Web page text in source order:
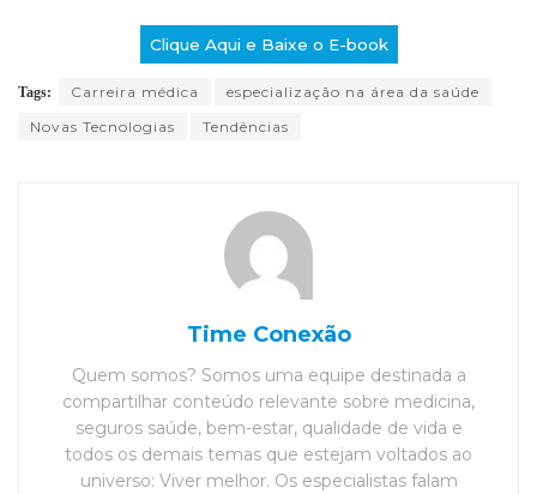
Clique Aqui e Baixe o E-book
Tags: Carreira médica
especialização na área da saúde
Novas Tecnologias
Tendências
Time Conexão
Quem somos? Somos uma equipe destinada a
compartilhar conteúdo relevante sobre medicina,
seguros saúde, bem-estar, qualidade de vida e
todos os demais temas que estejam voltados ao
universo: Viver melhor. Os especialistas falam